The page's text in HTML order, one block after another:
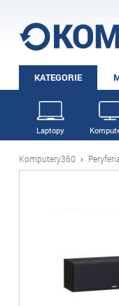
KATEGORIE
Laptopy
Komputery360 ›